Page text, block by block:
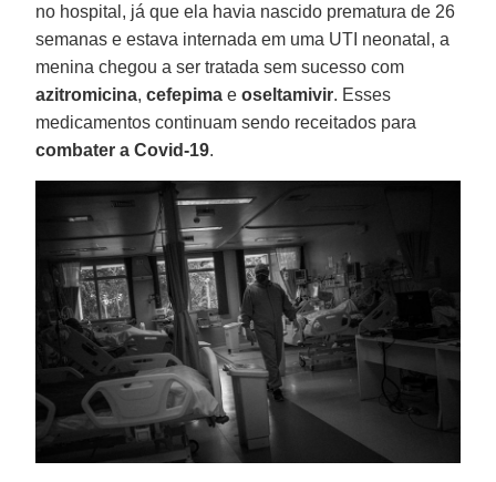
no hospital, já que ela havia nascido prematura de 26
semanas e estava internada em uma UTI neonatal, a
menina chegou a ser tratada sem sucesso com
azitromicina,cefepima eoseltamivir. Esses
medicamentos continuam sendo receitados para
combater a Covid-19.